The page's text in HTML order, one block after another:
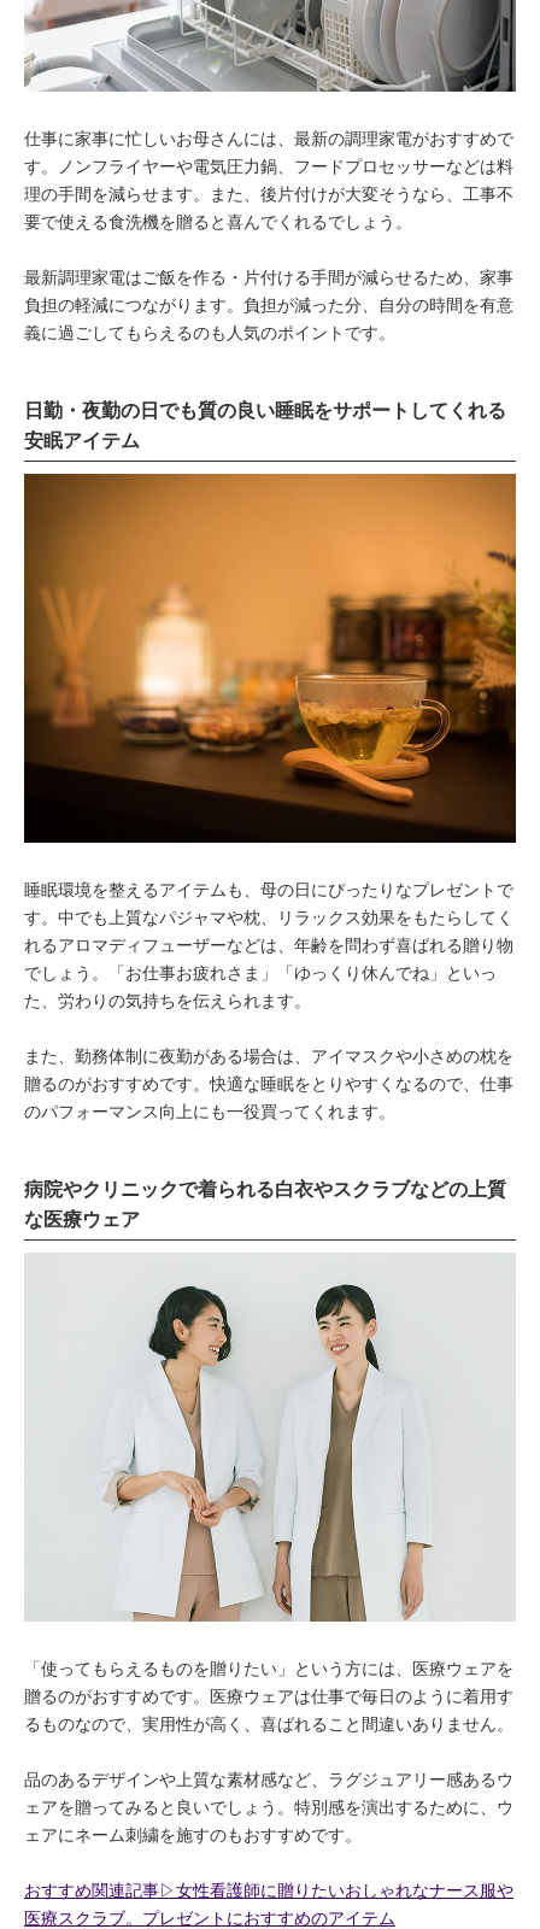
仕事に家事に忙しいお母さんには、最新の調理家電がおすすめで
す。ノンフライヤーや電気圧力鍋、フードプロセッサーなどは料
理の手間を減らせます。また、後片付けが大変そうなら、工事不
要で使える食洗機を贈ると喜んでくれるでしょう。
最新調理家電はご飯を作る・片付ける手間が減らせるため、家事
負担の軽減につながります。負担が減った分、自分の時間を有意
義に過ごしてもらえるのも人気のポイントです。
日勤・夜勤の日でも質の良い睡眠をサポートしてくれる
安眠アイテム
睡眠環境を整えるアイテムも、母の日にぴったりなプレゼントで
す。中でも上質なパジャマや枕、リラックス効果をもたらしてく
れるアロマディフューザーなどは、年齢を問わず喜ばれる贈り物
でしょう。「お仕事お疲れさま」「ゆっくり休んでね」といっ
た、労わりの気持ちを伝えられます。
また、勤務体制に夜勤がある場合は、アイマスクや小さめの枕を
贈るのがおすすめです。快適な睡眠をとりやすくなるので、仕事
のパフォーマンス向上にも一役買ってくれます。
病院やクリニックで着られる白衣やスクラブなどの上質
な医療ウェア
「使ってもらえるものを贈りたい」という方には、医療ウェアを
贈るのがおすすめです。医療ウェアは仕事で毎日のように着用す
るものなので、実用性が高く、喜ばれること間違いありません。
品のあるデザインや上質な素材感など、ラグジュアリー感あるウ
ェアを贈ってみると良いでしょう。特別感を演出するために、ウ
ェアにネーム刺繍を施すのもおすすめです。
おすすめ関連記事▷女性看護師に贈りたいおしゃれなナース服や
医療スクラブ。プレゼントにおすすめのアイテム